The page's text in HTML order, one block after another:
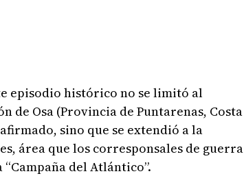
episodio histórico no se limitó al
de Osa (Provincia de Puntarenas, Costa
sino que se extendió a la
área que los corresponsales de guerra
del Atlántico”.